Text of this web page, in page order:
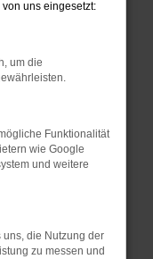
können:
deine
Seiten
privaten
uns eingesetzt:
um die
Funktionalität
wie Google
und weitere
die Nutzung der
zu messen und